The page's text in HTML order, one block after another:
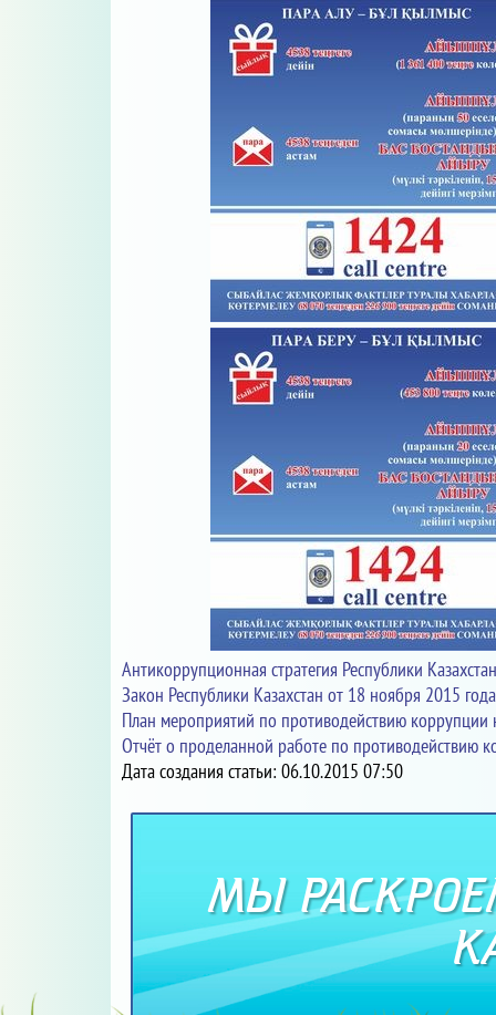
Антикоррупционная стратегия Республики
Закон Республики Казахстан от 18 ноября 2015
План мероприятий по противодействию коррупции
Отчёт о проделанной работе по противодействию
Дата создания статьи: 06.10.2015 07:50
МЫ